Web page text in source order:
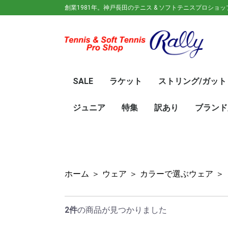
創業1981年。神戸長田のテニス & ソフトテニスプロショッ
SALE
ガット(ソフトテニス)
ガット(硬式)
ラケット(硬式)
ソフトテニスラケット
シューズ
ウェア メンズ/ユニセッ
レディース
バック
キャップ
その他
70%OFF
60％OFF
50%OFF
45%OFF
40%OFF
35%OFF
30%OFF
25％OFF
ラケット
テニス(硬式) 初心
ジュ
SALE
中学
ソフトテニス(軟式) 新入
初心
前衛/
後衛/
オー
SALE
ストリング/ガット
テニス(硬式)
ソフトテニス(軟式)
ジュニア 特集 訳あり ブランド
ホーム ＞ ウェア ＞ カラーで選ぶウェア ＞
2件の商品が見つかりました